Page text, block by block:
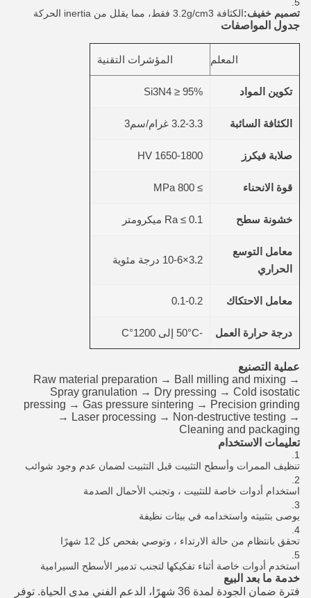
تصميم خفيف:الكثافة 3.2g/cm3 فقط، مما يقلل من inertia الحركة
جدول المواصفات
المعلم المؤشرات التقنية
تكوين المواد Si3N4 ≥ 95%
الكثافة السائبة 3.2-3.3 غرام/سم3
صلابة فيكرز 1650-1800 HV
قوة الانحناء ≥ 800 MPa
خشونة سطح Ra ≤ 0.1 ميكرومتر
معامل التوسع
الحراري
3.2×10-6 درجة مئوية
معامل الاحتكاك 0.1-0.2
درجة حرارة العمل -50°C إلى 1200°C
عملية التصنيع
Raw material preparation → Ball milling and mixing →
Spray granulation → Dry pressing → Cold isostatic
pressing → Gas pressure sintering → Precision grinding
→ Laser processing → Non-destructive testing →
Cleaning and packaging
تعليمات الاستخدام
تنظيف الممرات وأسطح التثبيت قبل التثبيت لضمان عدم وجود شوائب
استخدام أدوات خاصة للتثبيت ، وتجنب الأحمال الصدمة
يوصى بتثبيته واستخدامه في بيئات نظيفة
تحقق بانتظام من حالة الارتداء ، وتوصي بفحص كل 12 شهرًا
استخدم أدوات خاصة أثناء تفكيكها لتجنب تدمير الأسطح السيرامية
خدمة ما بعد البيع
فترة ضمان الجودة لمدة 36 شهرًا، الدعم الفني مدى الحياة. توفر